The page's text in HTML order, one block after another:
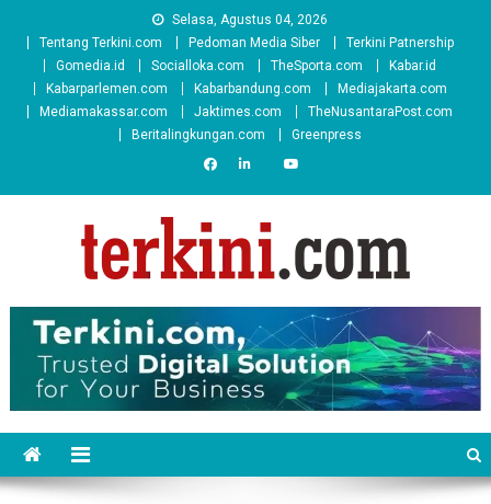
Selasa, Agustus 04, 2026
Tentang Terkini.com
Pedoman Media Siber
Terkini Patnership
Gomedia.id
Socialloka.com TheSporta.com
Kabar.id
Kabarparlemen.com
Kabarbandung.com
Mediajakarta.com
Mediamakassar.com
Jaktimes.com
TheNusantaraPost.com
Beritalingkungan.com
Greenpress